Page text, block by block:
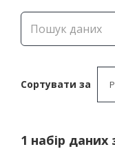
Сортувати за
1 набір даних